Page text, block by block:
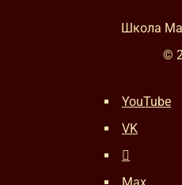
Школа
©
YouTube
VK